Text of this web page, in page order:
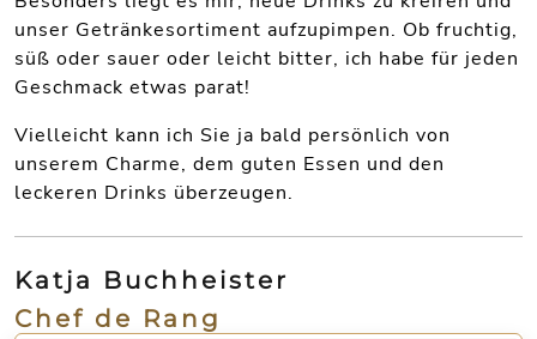
unser Getränkesortiment aufzupimpen. Ob fruchtig,
süß oder sauer oder leicht bitter, ich habe für jeden
Geschmack etwas parat!
Vielleicht kann ich Sie ja bald persönlich von
unserem Charme, dem guten Essen und den
leckeren Drinks überzeugen.
Katja Buchheister
Chef de Rang